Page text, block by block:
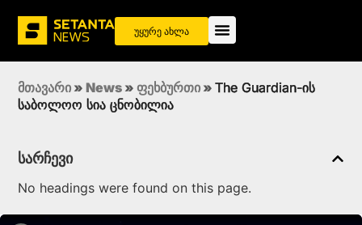
უყურე ახლა
მთავარი » News » ფეხბურთი » The Guardian-ის
საბოლოო სია ცნობილია
სარჩევი
No headings were found on this page.